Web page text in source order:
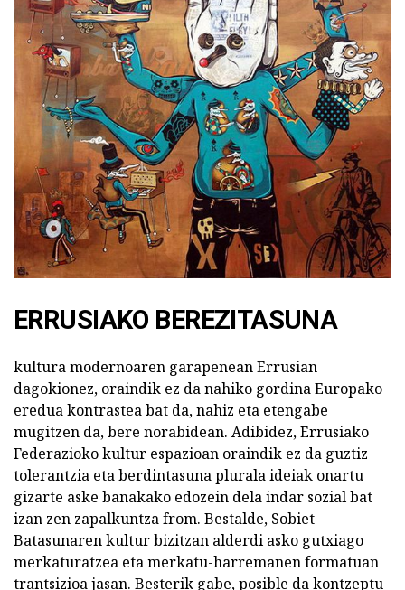
ERRUSIAKO BEREZITASUNA
kultura modernoaren garapenean Errusian
dagokionez, oraindik ez da nahiko gordina Europako
eredua kontrastea bat da, nahiz eta etengabe
mugitzen da, bere norabidean. Adibidez, Errusiako
Federazioko kultur espazioan oraindik ez da guztiz
tolerantzia eta berdintasuna plurala ideiak onartu
gizarte aske banakako edozein dela indar sozial bat
izan zen zapalkuntza from. Bestalde, Sobiet
Batasunaren kultur bizitzan alderdi asko gutxiago
merkaturatzea eta merkatu-harremanen formatuan
trantsizioa jasan. Besterik gabe, posible da kontzeptu